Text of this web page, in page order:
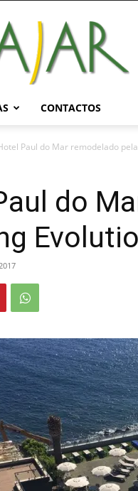
Viajar
Magazine
Online
CONTACTOS
Paul do Mar remodelado
do